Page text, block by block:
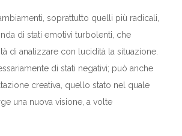
soprattutto quelli più radicali,
di stati emotivi turbolenti, che
di analizzare con lucidità la situazione.
di stati negativi; può anche
creativa, quello stato nel quale
una nuova visione, a volte